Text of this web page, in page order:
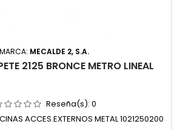
MARCA: MECALDE 2, S.A.
2125 BRONCE METRO LINEAL
Reseña(s): 0
ACCES.EXTERNOS METAL 1021250200